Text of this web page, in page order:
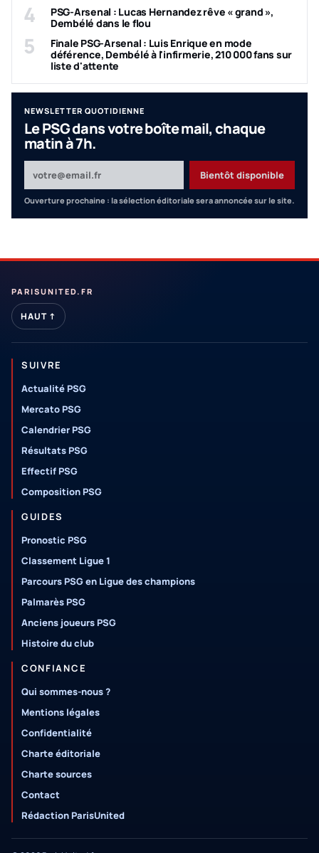
4
PSG-Arsenal : Lucas Hernandez rêve « grand »,
Dembélé dans le flou
5
Finale PSG-Arsenal : Luis Enrique en mode
déférence, Dembélé à l'infirmerie, 210 000 fans sur
liste d'attente
NEWSLETTER QUOTIDIENNE
Le PSG dans votre boîte mail, chaque
matin à 7h.
Votre adresse email Bientôt disponible
Ouverture prochaine : la sélection éditoriale sera annoncée sur le site.
PARISUNITED.FR
HAUT ↑
SUIVRE
Actualité PSG
Mercato PSG
Calendrier PSG
Résultats PSG
Effectif PSG
Composition PSG
GUIDES
Pronostic PSG
Classement Ligue 1
Parcours PSG en Ligue des champions
Palmarès PSG
Anciens joueurs PSG
Histoire du club
CONFIANCE
Qui sommes-nous ?
Mentions légales
Confidentialité
Charte éditoriale
Charte sources
Contact
Rédaction ParisUnited